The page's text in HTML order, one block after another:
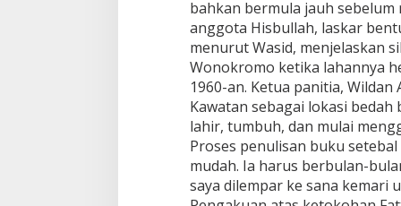
u
a
n
g
y
a
n
g
e
r
l
u
bahkan bermula jauh
anggota Hisbullah, laskar
menurut Wasid, menjelaskan
Wonokromo ketika lahannya
1960-an. Ketua panitia,
Kawatan sebagai lokasi
lahir, tumbuh, dan mulai
Proses penulisan buku
mudah. Ia harus berbulan-
saya dilempar ke sana kemari